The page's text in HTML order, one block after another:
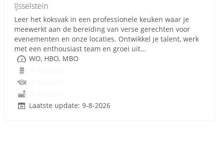
IJsselstein
Leer het koksvak in een professionele keuken waar je
meewerkt aan de bereiding van verse gerechten voor
evenementen en onze locaties. Ontwikkel je talent, werk
met een enthousiast team en groei uit...
WO, HBO, MBO
Laatste update: 9-8-2026